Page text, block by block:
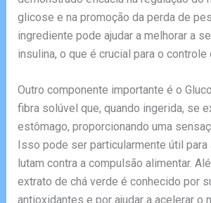
glicose e na promoção da perda de
ingrediente pode ajudar a melhorar a
insulina, o que é crucial para o controle
Outro componente importante é o
fibra solúvel que, quando ingerida, se
estômago, proporcionando uma
Isso pode ser particularmente útil
lutam contra a compulsão alimentar.
extrato de chá verde é conhecido por
antioxidantes e por ajudar a acelerar o